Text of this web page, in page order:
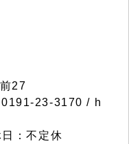
27
23-3170 / h
：不定休